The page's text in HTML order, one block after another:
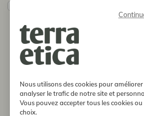
Nous utilisons des cookies pour
analyser le trafic de notre site et
Vous pouvez accepter tous les cookies
choix.
Oui ! Je veux bien recevoir les
Vous pouvez vous désinscrire à tout
envoyant un message via la page
notre histoire